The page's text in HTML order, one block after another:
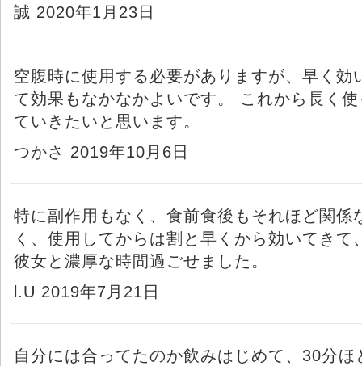
誠 2020年1月23日
空腹時に使用する必要がありますが、早く効
て効果もなかなかよいです。 これから長く使
ていきたいと思います。
つかさ 2019年10月6日
特に副作用もなく、食前食後もそれほど関係
く、使用してからは割と早くから効いてきて
彼女と濃厚な時間過ごせました。
l.U 2019年7月21日
自分には合ってたのか飲みはじめて、30分ほ